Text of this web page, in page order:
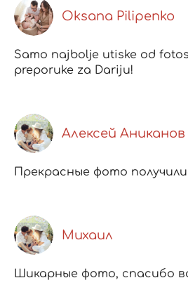
Oksana Pilipenko
Samo najbolje utiske od
preporuke za Dariju!
Алексей Аниканов
Прекрасные фото
Михаил
Шикарные фото, спасибо